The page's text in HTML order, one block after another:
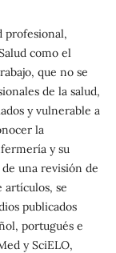
profesional,
como el
que no se
de la salud,
y vulnerable a
la
y su
una revisión de
artículos, se
publicados
portugués e
y SciELO,